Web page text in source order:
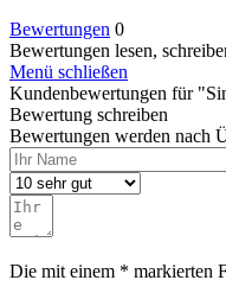
Bewertungen 0
Bewertungen lesen,
Menü schließen
Kundenbewertungen für
Bewertung schreiben
Bewertungen werden nach
Die mit einem * markierten